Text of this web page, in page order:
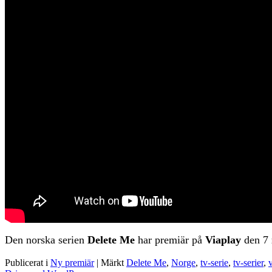
Den norska serien Delete Me har premiär på Viaplay den 7
Publicerat i Ny premiär | Märkt Delete Me, Norge, tv-serie, tv-serier,